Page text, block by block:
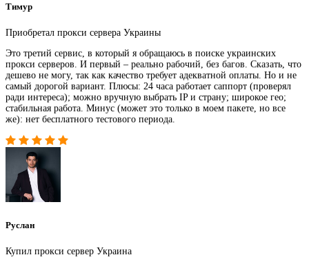
Тимур
Приобретал прокси сервера Украины
Это третий сервис, в который я обращаюсь в поиске украинских
прокси серверов. И первый – реально рабочий, без багов. Сказать, что
дешево не могу, так как качество требует адекватной оплаты. Но и не
самый дорогой вариант. Плюсы: 24 часа работает саппорт (проверял
ради интереса); можно вручную выбрать IP и страну; широкое гео;
стабильная работа. Минус (может это только в моем пакете, но все
же): нет бесплатного тестового периода.
Руслан
Купил прокси сервер Украина